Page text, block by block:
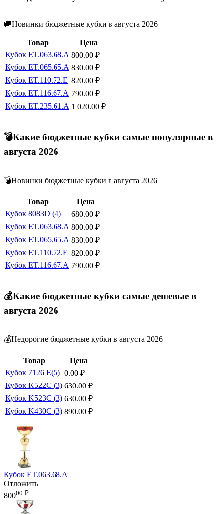
🚚Новинки бюджетные кубки в августа 2026
Товар
Цена
Кубок ET.063.68.A 800.00 ₽
Кубок ET.065.65.A 830.00 ₽
Кубок ET.110.72.E 820.00 ₽
Кубок ET.116.67.A 790.00 ₽
Кубок ET.235.61.A 1 020.00 ₽
💣Какие бюджетные кубки самые популярные в
августа 2026
💣Новинки бюджетные кубки в августа 2026
Товар
Цена
Кубок 8083D (4)
680.00 ₽
Кубок ET.063.68.A 800.00 ₽
Кубок ET.065.65.A 830.00 ₽
Кубок ET.110.72.E 820.00 ₽
Кубок ET.116.67.A 790.00 ₽
💰Какие бюджетные кубки самые дешевые в
августа 2026
💰Недорогие бюджетные кубки в августа 2026
Товар
Цена
Кубок 7126 E(5) 0.00 ₽
Кубок K522C (3) 630.00 ₽
Кубок K523C (3) 630.00 ₽
Кубок K430C (3) 890.00 ₽
Кубок ET.063.68.A
Отложить
80000 ₽